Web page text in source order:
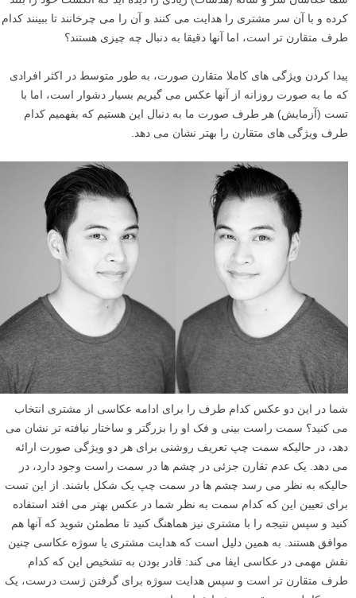
کرده و با آن سر مشتری را هدایت می کنند و آن را می چرخانند تا ببینند کدام
طرف متقارن تر است، اما آنها دقیقا به دنبال چه چیزی هستند؟
پیدا کردن ویژگی های کاملا متقارن صورت، به طور متوسط در اکثر افرادی
که ما به صورت روزانه از آنها عکس می گیریم بسیار دشوار است، اما با
تست (آزمایش) هر طرف صورت ما به دنبال این هستیم که بفهمیم کدام
طرف ویژگی های متقارن را بهتر نشان می دهد.
شما در این دو عکس کدام طرف را برای ادامه عکاسی از مشتری انتخاب
می کنید؟ سمت راست بینی و فک او را بزرگتر و ساختار نیافته تر نشان می
دهد، در حالیکه سمت چپ تعریف روشنی برای هر دو ویژگی صورت ارائه
می دهد. یک عدم تقارن جزئی در چشم ها در سمت راست وجود دارد، در
حالیکه به نظر می رسد چشم ها در سمت چپ یک شکل باشند. از این تست
برای تعیین این که کدام سمت به نظر شما در عکس بهتر می افتد استفاده
کنید و سپس نتیجه را با مشتری نیز هماهنگ کنید تا مطمئن شوید که آنها هم
موافق هستند. به همین دلیل است که هدایت مشتری یا سوژه عکاسی چنین
نقش مهمی در عکاسی ایفا می کند: قادر بودن به تشخیص این که کدام
طرف متقارن تر است و سپس هدایت سوژه برای گرفتن ژست درست، یک